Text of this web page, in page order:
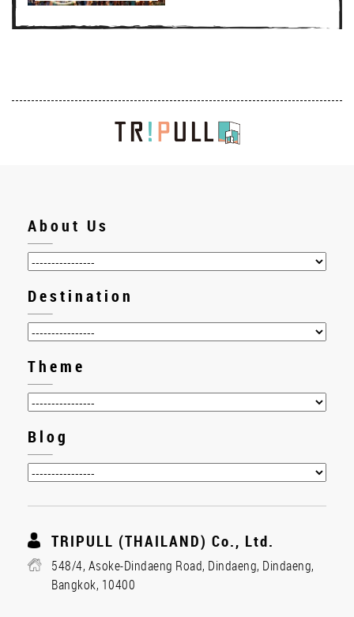
About Us
Destination
Theme
Blog
TRIPULL (THAILAND) Co., Ltd.
548/4, Asoke-Dindaeng Road, Dindaeng, Dindaeng,
Bangkok, 10400